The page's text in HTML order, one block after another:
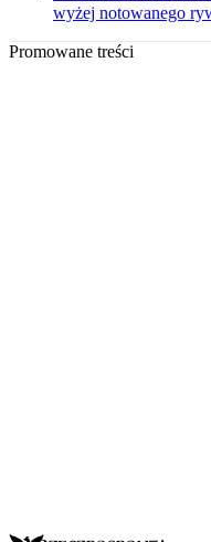
wyżej notowanego
Promowane treści